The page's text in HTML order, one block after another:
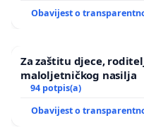
Obavijest o
Za zaštitu djece,
maloljetničkog nasilja
94 potpis(a)
Obavijest o